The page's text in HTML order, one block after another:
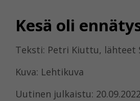
Kesä oli
Teksti: Petri Kiuttu, lähteet
Kuva: Lehtikuva
Uutinen julkaistu: 20.09.2022